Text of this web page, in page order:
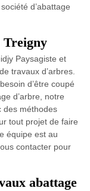
d’abattage
Treigny
Paysagiste et
travaux d’arbres.
d’être coupé
d’arbre, notre
des méthodes
tout projet de faire
équipe est au
contacter pour
abattage